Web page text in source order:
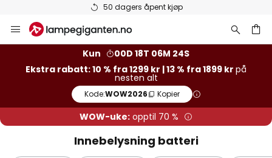
Varer på lager sendes raskt
Hopp
til
Kun
00D 18T 06M 23S
Ekstra rabatt: 10 % fra 1299 kr | 13 % fra 1899 kr på
nesten alt
Kode:WOW2026 Kopier
WOW-uke: opptil 70 %
Innebelysning batteri